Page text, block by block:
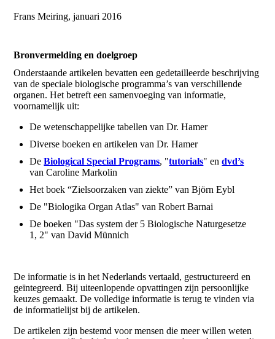
Frans Meiring, januari 2016
Bronvermelding en doelgroep
Onderstaande artikelen bevatten een gedetailleerde beschrijving
van de speciale biologische programma’s van verschillende
organen. Het betreft een samenvoeging van informatie,
voornamelijk uit:
De wetenschappelijke tabellen van Dr. Hamer
Diverse boeken en artikelen van Dr. Hamer
DeBiological Special Programs, "tutorials" endvd’s
van Caroline Markolin
Het boek “Zielsoorzaken van ziekte” van Björn Eybl
De "Biologika Organ Atlas" van Robert Barnai
De boeken "Das system der 5 Biologische Naturgesetze
1, 2" van David Münnich
De informatie is in het Nederlands vertaald, gestructureerd en
geïntegreerd. Bij uiteenlopende opvattingen zijn persoonlijke
keuzes gemaakt. De volledige informatie is terug te vinden via
de informatielijst bij de artikelen.
De artikelen zijn bestemd voor mensen die meer willen weten